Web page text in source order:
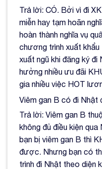
Trả lời: CÓ. Bởi vì đi
miễn hay tạm hoãn
hoàn thành nghĩa vụ
chương trình xuất
xuất ngũ khi đăng ký
hưởng nhiều ưu đãi
gia nhiều việc HOT
Viêm gan B có đi Nhật
Trả lời: Viêm gan B
không đủ điều kiện qua
bạn bị viêm gan B thì
được. Nhưng bạn có
trình đi Nhật theo diện